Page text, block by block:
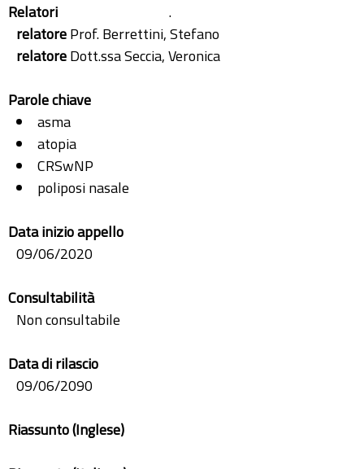
Relatori
.
relatoreProf. Berrettini, Stefano
relatoreDott.ssa Seccia, Veronica
Parole chiave
asma
atopia
CRSwNP
poliposi nasale
Data inizio appello
09/06/2020
Consultabilità
Non consultabile
Data di rilascio
09/06/2090
Riassunto (Inglese)